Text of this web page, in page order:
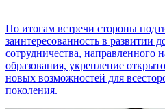
По итогам встречи стороны
заинтересованность в развитии
сотрудничества, направленного
образования, укрепление
новых возможностей для
поколения.